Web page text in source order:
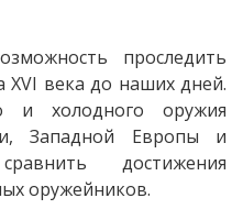
проследить
века до наших дней.
и холодного оружия
Западной Европы и
достижения
оружейников.